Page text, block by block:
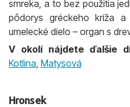
smreka, a to bez použitia
pôdorys gréckeho kríža
umelecké dielo – organ s
V okolí nájdete ďalšie
Kotlina, Matysová
Hronsek